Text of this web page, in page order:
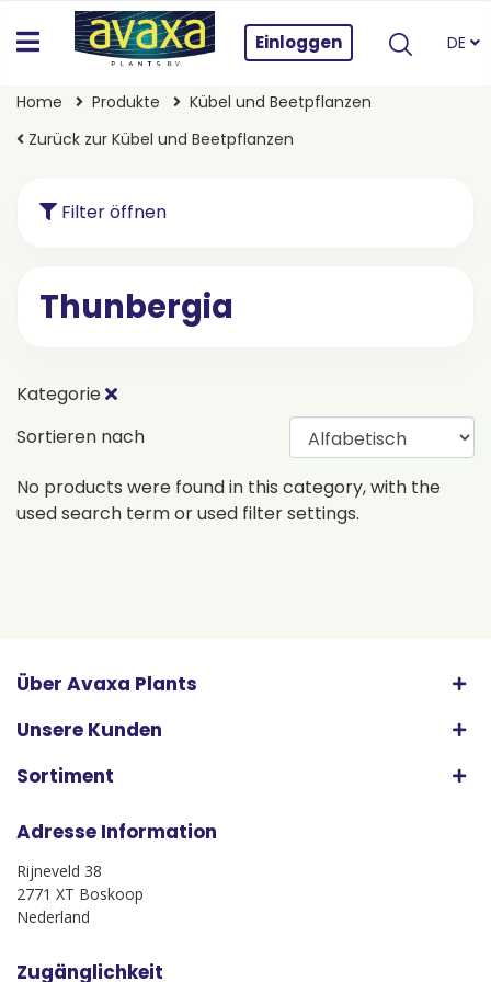
Einloggen DE
Home Produkte
Kübel und Beetpflanzen
Zurück zur Kübel und Beetpflanzen
Filter öffnen
Thunbergia
Kategorie
Sortieren nach
No products were found in this category, with the
used search term or used filter settings.
Über Avaxa Plants
Unsere Kunden
Sortiment
Adresse Information
Rijneveld 38
2771 XT Boskoop
Nederland
Zugänglichkeit